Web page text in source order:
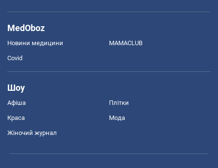
MedOboz
Новини медицини MAMACLUB
Covid
Шоу
Афіша Плітки
Краса Мода
Жіночий журнал